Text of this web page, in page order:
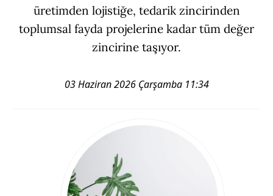
üretimden lojistiğe, tedarik zincirinden
toplumsal fayda projelerine kadar tüm değer
zincirine taşıyor.
03 Haziran 2026 Çarşamba 11:34